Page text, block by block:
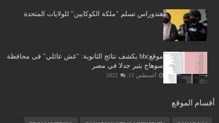
هندوراس تسلم "ملكة الكوكايين" للولايات المتحدة
موقعbbc يكشف نتائج الثانوية: "غش عائلي" فى محافظة
سوهاج يثير جدلا في مصر
أغسطس 11, 2022
أقسام الموقع